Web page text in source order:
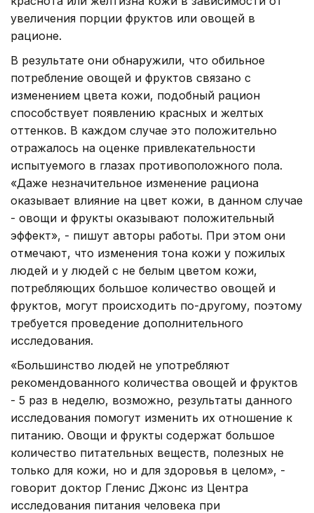
увеличения порции фруктов или овощей в
рационе.
В результате они обнаружили, что обильное
потребление овощей и фруктов связано с
изменением цвета кожи, подобный рацион
способствует появлению красных и желтых
оттенков. В каждом случае это положительно
отражалось на оценке привлекательности
испытуемого в глазах противоположного пола.
«Даже незначительное изменение рациона
оказывает влияние на цвет кожи, в данном случае
- овощи и фрукты оказывают положительный
эффект», - пишут авторы работы. При этом они
отмечают, что изменения тона кожи у пожилых
людей и у людей с не белым цветом кожи,
потребляющих большое количество овощей и
фруктов, могут происходить по-другому, поэтому
требуется проведение дополнительного
исследования.
«Большинство людей не употребляют
рекомендованного количества овощей и фруктов
- 5 раз в неделю, возможно, результаты данного
исследования помогут изменить их отношение к
питанию. Овощи и фрукты содержат большое
количество питательных веществ, полезных не
только для кожи, но и для здоровья в целом», -
говорит доктор Гленис Джонс из Центра
исследования питания человека при